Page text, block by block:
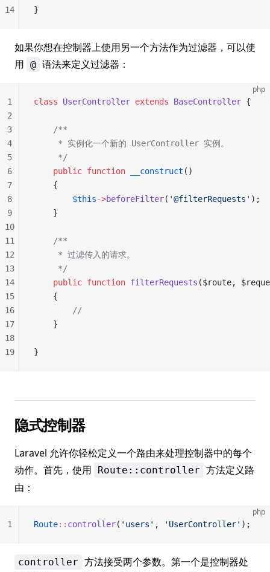
}
14
如果你想在控制器上使用另一个方法作为过滤器，可以使
用 @ 语法来定义过滤器：
php
class UserController extends BaseController {
	/**
	 * 实例化一个新的 UserController 实例。
	 */
	public
function __construct ()
	{
		$this
->beforeFilter( '@filterRequests' );
	}
	/**
	 * 过滤传入的请求。
	 */
	public
function filterRequests ($route,
	{
		//
	}
}
1
2
3
4
5
6
7
8
9
10
11
12
13
14
15
16
17
18
19
隐式控制器
Laravel 允许你轻松定义一个路由来处理控制器中的每个
动作。首先，使用
Route::controller 方法定义路
由：
php
Route:: controller( 'users' , 'UserController' );
1
controller 方法接受两个参数。第一个是控制器处